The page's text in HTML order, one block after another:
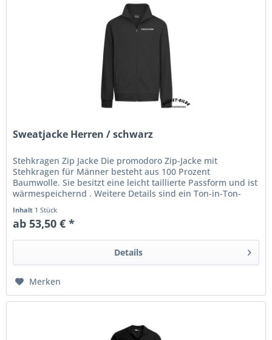
Sweatjacke Herren / schwarz
Stehkragen Zip Jacke Die promodoro Zip-Jacke mit
Stehkragen für Männer besteht aus 100 Prozent
Baumwolle. Sie besitzt eine leicht taillierte Passform und ist
wärmespeichernd . Weitere Details sind ein Ton-in-Ton-
Inhalt 1 Stück
ab 53,50 € *
Details
Merken